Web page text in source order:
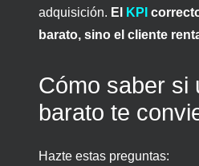
adquisición. El KPI
barato, sino el cliente
Cómo saber si
barato te
Hazte estas preguntas: